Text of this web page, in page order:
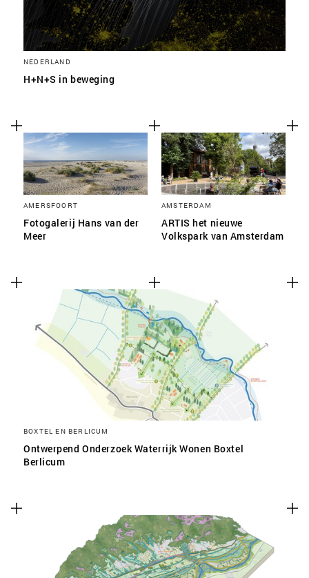
NEDERLAND
H+N+S in beweging
AMERSFOORT
Fotogalerij Hans van der
Meer
AMSTERDAM
ARTIS het nieuwe
Volkspark van Amsterdam
BOXTEL EN BERLICUM
Ontwerpend Onderzoek Waterrijk Wonen Boxtel
Berlicum
SLA VOORKEUREN OP